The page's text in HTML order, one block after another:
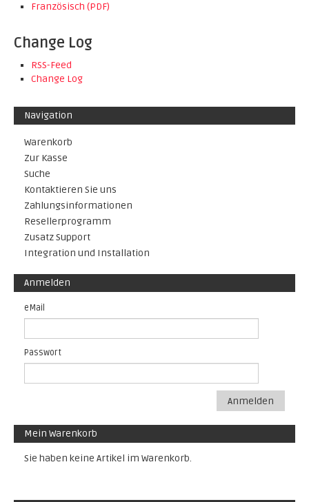
Französisch (PDF)
Change Log
RSS-Feed
Change Log
Navigation
Warenkorb
Zur Kasse
Suche
Kontaktieren Sie uns
Zahlungsinformationen
Resellerprogramm
Zusatz Support
Integration und Installation
Anmelden
eMail
Passwort
Anmelden
Mein Warenkorb
Sie haben keine Artikel im Warenkorb.